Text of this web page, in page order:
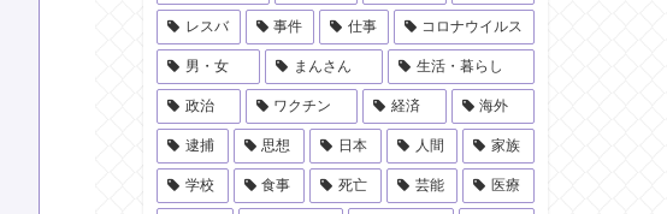
レスバ 事件 仕事 コロナウイルス
男・女 まんさん 生活・暮らし
政治 ワクチン 経済 海外
逮捕 思想 日本 人間 家族
学校 食事 死亡 芸能 医療